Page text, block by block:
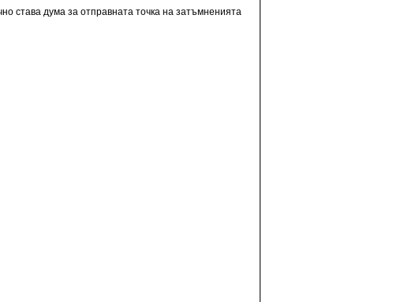
става дума за отправната точка на затъмненията